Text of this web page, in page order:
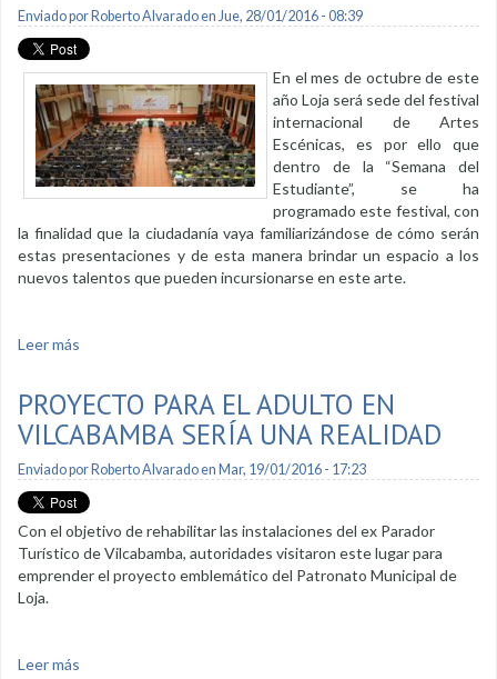
Enviado por Roberto Alvaradoen Jue, 28/01/2016 - 08:39
En el mes de octubre de este
año Loja será sede del festival
internacional de Artes
Escénicas, es por ello que
dentro de la “Semana del
Estudiante”, se ha
programado este festival, con
la finalidad que la ciudadanía vaya familiarizándose de cómo serán
estas presentaciones y de esta manera brindar un espacio a los
nuevos talentos que pueden incursionarse en este arte.
Leer más
PROYECTO PARA EL ADULTO EN
VILCABAMBA SERÍA UNA REALIDAD
Enviado por Roberto Alvaradoen Mar, 19/01/2016 - 17:23
Con el objetivo de rehabilitar las instalaciones del ex Parador
Turístico de Vilcabamba, autoridades visitaron este lugar para
emprender el proyecto emblemático del Patronato Municipal de
Loja.
Leer más